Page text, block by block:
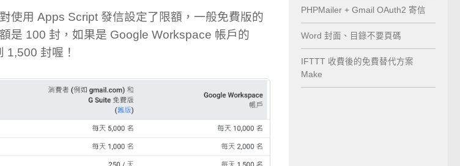
使用 Apps Script 發信設定了限額，一般免費版的
是 100 封，如果是 Google Workspace 帳戶的
1,500 封喔！
PHPMailer + Gmail OAuth2 寄信
Word 封面、目錄不要頁碼
IFTTT 收費後的免費替代方案
Make